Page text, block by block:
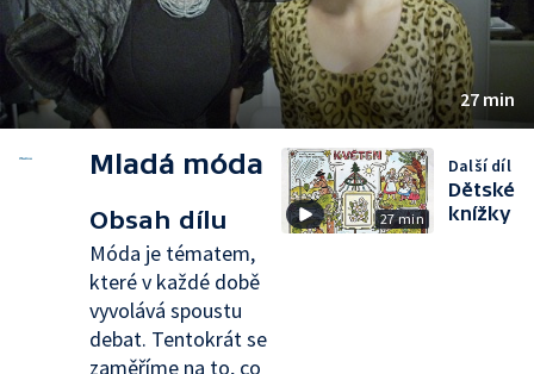
27 min
Mladá móda
Obsah dílu
Móda je tématem,
které v každé době
vyvolává spoustu
debat. Tentokrát se
zaměříme na to, co
27 min
Další díl
Dětské
knížky